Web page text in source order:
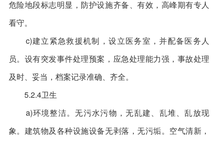
危险地段标志明显，防护设施齐备、有效，高峰期有专人
看守。
c)建立紧急救援机制，设立医务室，并配备医务人
员。设有突发事件处理预案，应急处理能力强，事故处理
及时、妥当，档案记录准确、齐全。
5.2.4卫生
a)环境整洁。无污水污物，无乱建、乱堆、乱放现
象。建筑物及各种设施设备无剥落，无污垢。空气清新，